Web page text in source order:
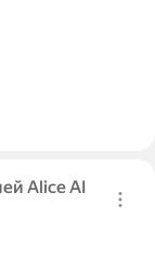
Alice AI